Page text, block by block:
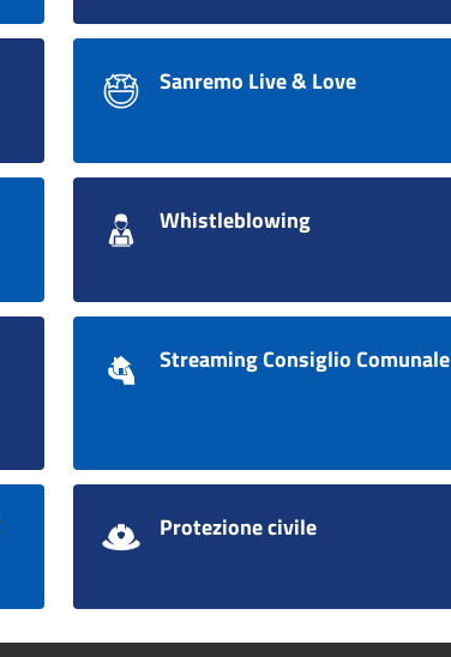
Sanremo Live & Love
Whistleblowing
Streaming Consiglio Comunale
Protezione civile